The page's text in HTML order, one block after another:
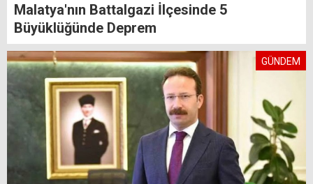
Malatya'nın Battalgazi İlçesinde 5
Büyüklüğünde Deprem
GÜNDEM